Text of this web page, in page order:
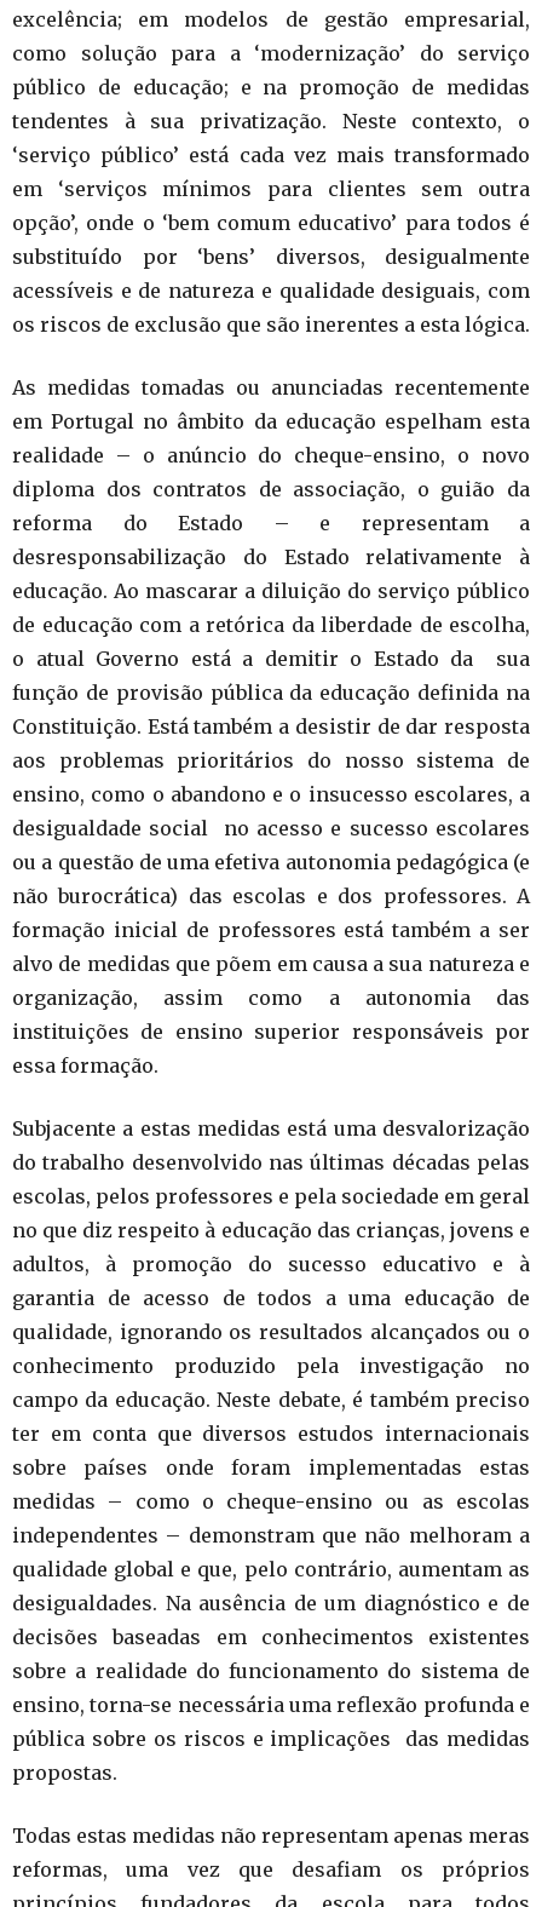
excelência; em modelos de gestão empresarial,
como solução para a ‘modernização’ do serviço
público de educação; e na promoção de medidas
tendentes à sua privatização. Neste contexto, o
‘serviço público’ está cada vez mais transformado
em ‘serviços mínimos para clientes sem outra
opção’, onde o ‘bem comum educativo’ para todos é
substituído por ‘bens’ diversos, desigualmente
acessíveis e de natureza e qualidade desiguais, com
os riscos de exclusão que são inerentes a esta lógica.
As medidas tomadas ou anunciadas recentemente
em Portugal no âmbito da educação espelham esta
realidade – o anúncio do cheque-ensino, o novo
diploma dos contratos de associação, o guião da
reforma do Estado – e representam a
desresponsabilização do Estado relativamente à
educação. Ao mascarar a diluição do serviço público
de educação com a retórica da liberdade de escolha,
o atual Governo está a demitir o Estado da sua
função de provisão pública da educação definida na
Constituição. Está também a desistir de dar resposta
aos problemas prioritários do nosso sistema de
ensino, como o abandono e o insucesso escolares, a
desigualdade social no acesso e sucesso escolares
ou a questão de uma efetiva autonomia pedagógica (e
não burocrática) das escolas e dos professores. A
formação inicial de professores está também a ser
alvo de medidas que põem em causa a sua natureza e
organização, assim como a autonomia das
instituições de ensino superior responsáveis por
essa formação.
Subjacente a estas medidas está uma desvalorização
do trabalho desenvolvido nas últimas décadas pelas
escolas, pelos professores e pela sociedade em geral
no que diz respeito à educação das crianças, jovens e
adultos, à promoção do sucesso educativo e à
garantia de acesso de todos a uma educação de
qualidade, ignorando os resultados alcançados ou o
conhecimento produzido pela investigação no
campo da educação. Neste debate, é também preciso
ter em conta que diversos estudos internacionais
sobre países onde foram implementadas estas
medidas – como o cheque-ensino ou as escolas
independentes – demonstram que não melhoram a
qualidade global e que, pelo contrário, aumentam as
desigualdades. Na ausência de um diagnóstico e de
decisões baseadas em conhecimentos existentes
sobre a realidade do funcionamento do sistema de
ensino, torna-se necessária uma reflexão profunda e
pública sobre os riscos e implicações das medidas
propostas.
Todas estas medidas não representam apenas meras
reformas, uma vez que desafiam os próprios